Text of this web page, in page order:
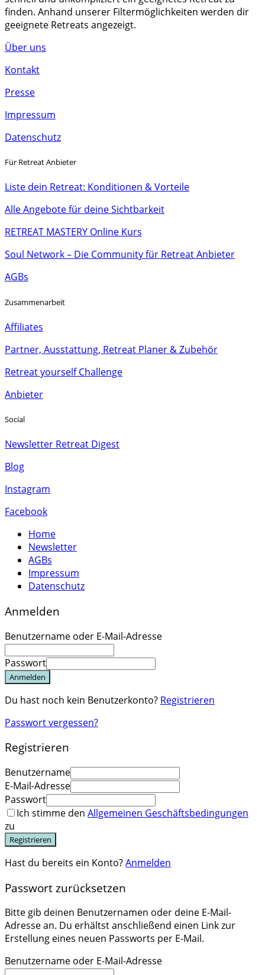
finden. Anhand unserer Filtermöglichkeiten werden dir
geeignete Retreats angezeigt.
Über uns
Kontakt
Presse
Impressum
Datenschutz
Für Retreat Anbieter
Liste dein Retreat: Konditionen & Vorteile
Alle Angebote für deine Sichtbarkeit
RETREAT MASTERY Online Kurs
Soul Network – Die Community für Retreat Anbieter
AGBs
Zusammenarbeit
Affiliates
Partner, Ausstattung, Retreat Planer & Zubehör
Retreat yourself Challenge
Anbieter
Social
Newsletter Retreat Digest
Blog
Instagram
Facebook
Home
Newsletter
AGBs
Impressum
Datenschutz
Anmelden
Benutzername oder E-Mail-Adresse
Passwort
Anmelden
Du hast noch kein Benutzerkonto? Registrieren
Passwort vergessen?
Registrieren
Benutzername
E-Mail-Adresse
Passwort
Ich stimme den Allgemeinen Geschäftsbedingungen
zu
Registrieren
Hast du bereits ein Konto?Anmelden
Passwort zurücksetzen
Bitte gib deinen Benutzernamen oder deine E-Mail-
Adresse an. Du erhältst anschließend einen Link zur
Erstellung eines neuen Passworts per E-Mail.
Benutzername oder E-Mail-Adresse